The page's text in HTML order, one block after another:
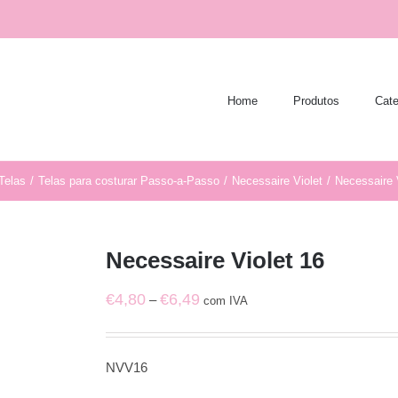
Home Produtos
/ Telas para costurar Passo-a-Passo / Necessaire Violet / Necessaire
Necessaire Violet 16
€4,80 – €6,49 Price
com IVA
NVV16